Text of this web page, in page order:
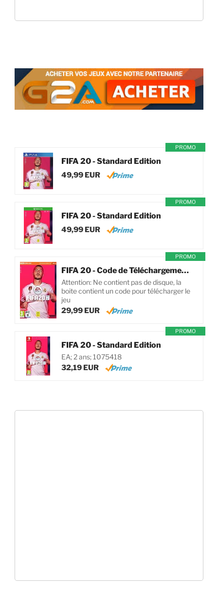
PROMO
FIFA 20 - Standard Edition
49,99 EUR
PROMO
FIFA 20 - Standard Edition
49,99 EUR
PROMO
FIFA 20 - Code de Téléchargement pour PC
Attention: Ne contient pas de disque, la
boite contient un code pour télécharger le
jeu
29,99 EUR
PROMO
FIFA 20 - Standard Edition
EA; 2 ans; 1075418
32,19 EUR